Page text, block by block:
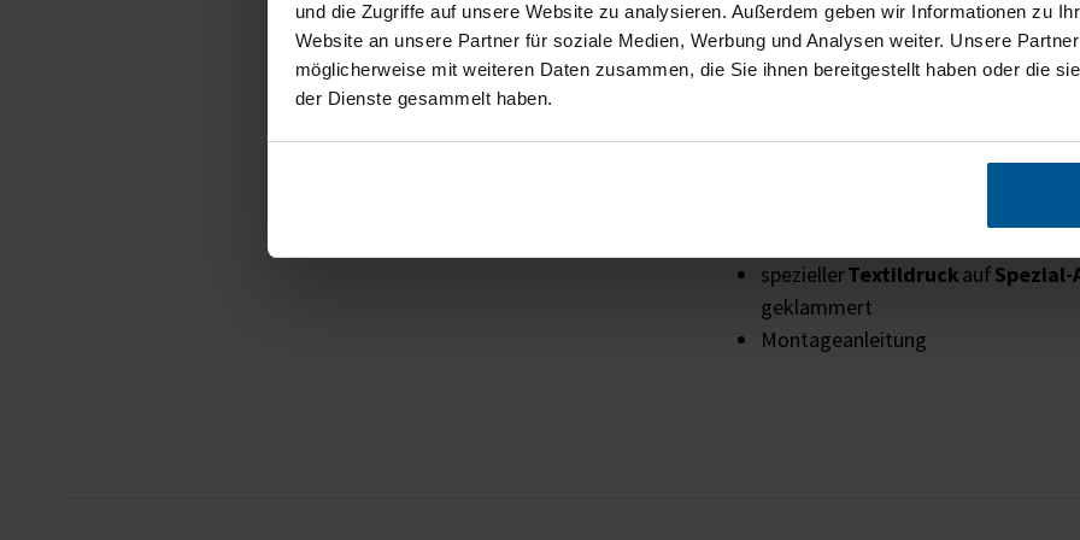
und die Zugriffe auf unsere Website zu analysieren. Außerdem geben wir Informationen zu
Website an unsere Partner für soziale Medien, Werbung und Analysen weiter. Unsere
möglicherweise mit weiteren Daten zusammen, die Sie ihnen bereitgestellt haben oder die
der Dienste gesammelt haben.
Höhere Produktivitätdurch
Rahmenlose Optik durch
rückseitiger Metall-
speziellerTextildruckauf
geklammert
Montageanleitung